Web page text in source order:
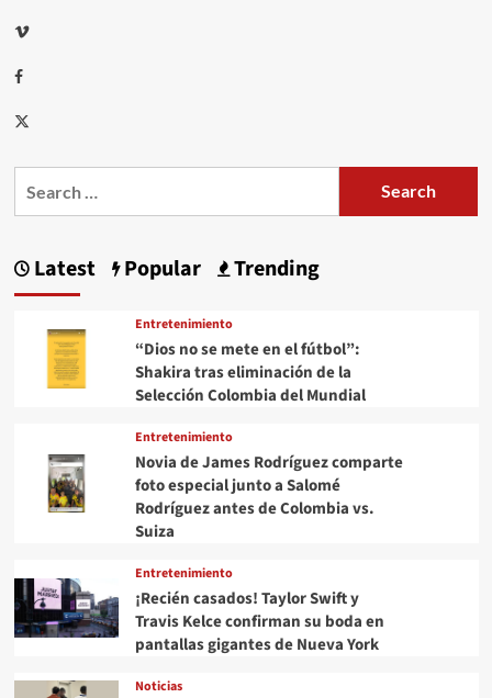
Vimeo
Facebook
Twitter
Latest Popular Trending
Entretenimiento
“Dios no se mete en el fútbol”:
Shakira tras eliminación de la
Selección Colombia del Mundial
Entretenimiento
Novia de James Rodríguez comparte
foto especial junto a Salomé
Rodríguez antes de Colombia vs.
Suiza
Entretenimiento
¡Recién casados! Taylor Swift y
Travis Kelce confirman su boda en
pantallas gigantes de Nueva York
Noticias